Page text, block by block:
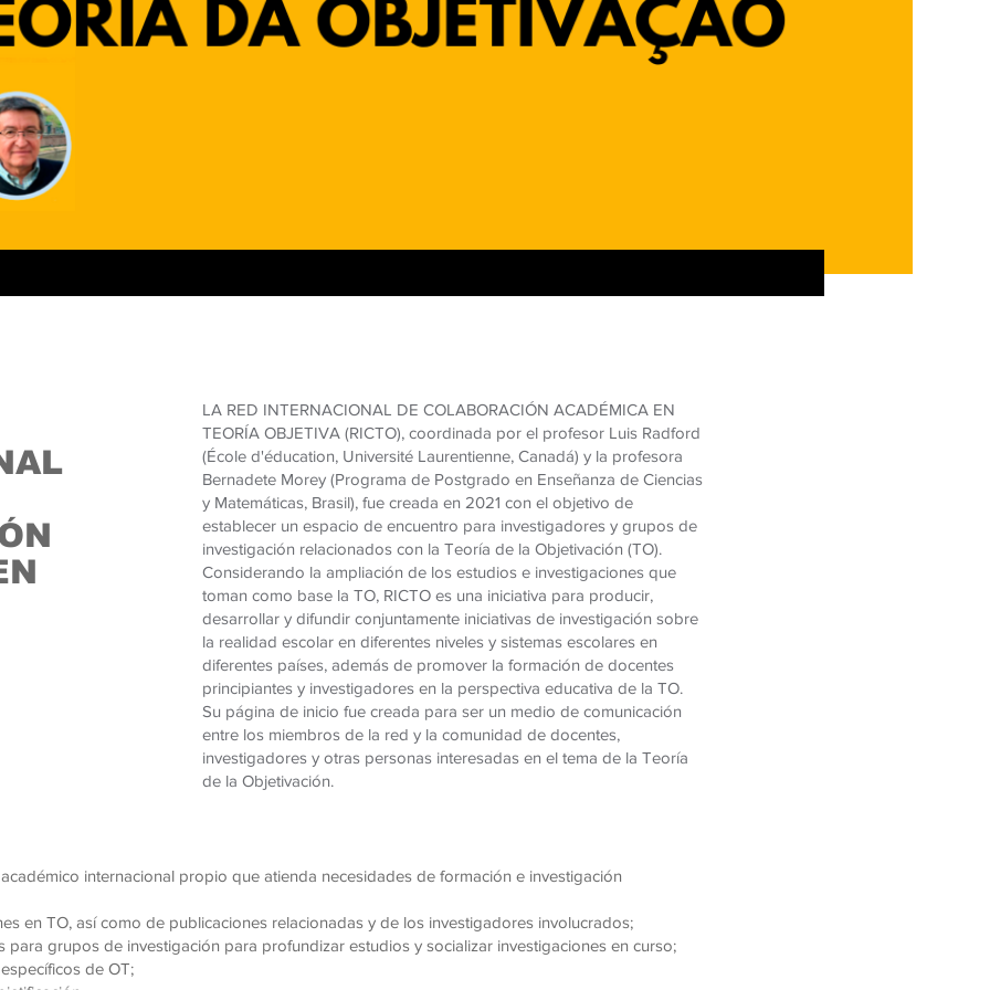
LA RED INTERNACIONAL DE COLABORACIÓN ACADÉMICA EN
TEORÍA OBJETIVA (RICTO), coordinada por el profesor Luis Radford
(École d'éducation, Université Laurentienne, Canadá) y la profesora
Bernadete Morey (Programa de Postgrado en Enseñanza de Ciencias
y Matemáticas, Brasil), fue creada en 2021 con el objetivo de
establecer un espacio de encuentro para investigadores y grupos de
investigación relacionados con la Teoría de la Objetivación (TO).
Considerando la ampliación de los estudios e investigaciones que
toman como base la TO, RICTO es una iniciativa para producir,
desarrollar y difundir conjuntamente iniciativas de investigación sobre
la realidad escolar en diferentes niveles y sistemas escolares en
diferentes países, además de promover la formación de docentes
principiantes y investigadores en la perspectiva educativa de la TO.
Su página de inicio fue creada para ser un medio de comunicación
entre los miembros de la red y la comunidad de docentes,
investigadores y otras personas interesadas en el tema de la Teoría
de la Objetivación.
internacional propio que atienda necesidades de formación e investigación
en TO, así como de publicaciones relacionadas y de los investigadores involucrados;
para grupos de investigación para profundizar estudios y socializar investigaciones en curso;
de OT;